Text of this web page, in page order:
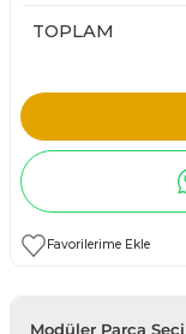
TOPLAM
Modüler Parça